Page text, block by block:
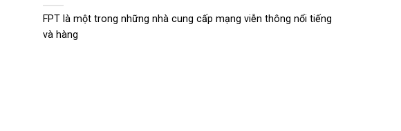
FPT là một trong những nhà cung cấp mạng viễn thông nổi tiếng
và hàng